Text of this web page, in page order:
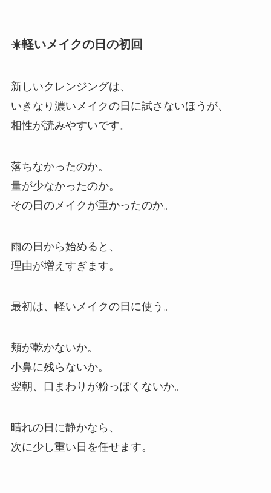
☀️軽いメイクの日の初回
新しいクレンジングは、
いきなり濃いメイクの日に試さないほうが、
相性が読みやすいです。
落ちなかったのか。
量が少なかったのか。
その日のメイクが重かったのか。
雨の日から始めると、
理由が増えすぎます。
最初は、軽いメイクの日に使う。
頬が乾かないか。
小鼻に残らないか。
翌朝、口まわりが粉っぽくないか。
晴れの日に静かなら、
次に少し重い日を任せます。